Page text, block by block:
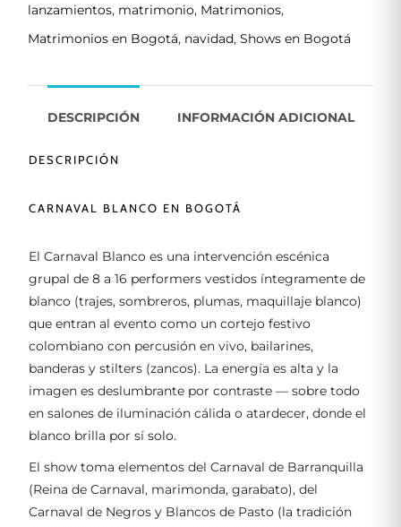
lanzamientos, matrimonio, Matrimonios,
Matrimonios en Bogotá, navidad, Shows en Bogotá
DESCRIPCIÓN INFORMACIÓN ADICIONAL
DESCRIPCIÓN
CARNAVAL BLANCO EN BOGOTÁ
El Carnaval Blanco es una intervención escénica
grupal de 8 a 16 performers vestidos íntegramente de
blanco (trajes, sombreros, plumas, maquillaje blanco)
que entran al evento como un cortejo festivo
colombiano con percusión en vivo, bailarines,
banderas y stilters (zancos). La energía es alta y la
imagen es deslumbrante por contraste — sobre todo
en salones de iluminación cálida o atardecer, donde el
blanco brilla por sí solo.
El show toma elementos del Carnaval de Barranquilla
(Reina de Carnaval, marimonda, garabato), del
Carnaval de Negros y Blancos de Pasto (la tradición